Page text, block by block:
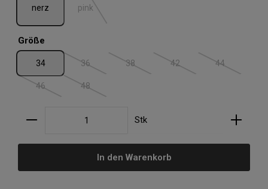
nerz pink
Größe
34 36(Diese Option ist zurzeit nicht verfügbar.)
38(Diese Option ist zurzeit nicht verfügbar.)
42(Diese Option ist zurzeit
44(Diese
46(Diese Option ist zurzeit nicht verfügbar.)
48(Diese Option ist zurzeit nicht verfügbar.)
Produkt Anzahl: Gib den gewünschten Wert ein
Stk
In den Warenkorb